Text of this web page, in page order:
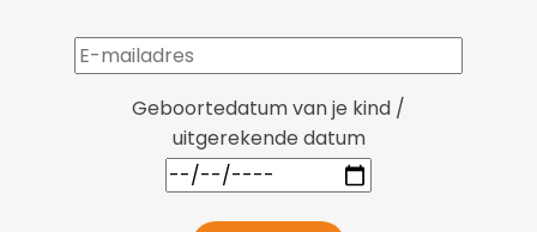
Geboortedatum van je kind /
uitgerekende datum